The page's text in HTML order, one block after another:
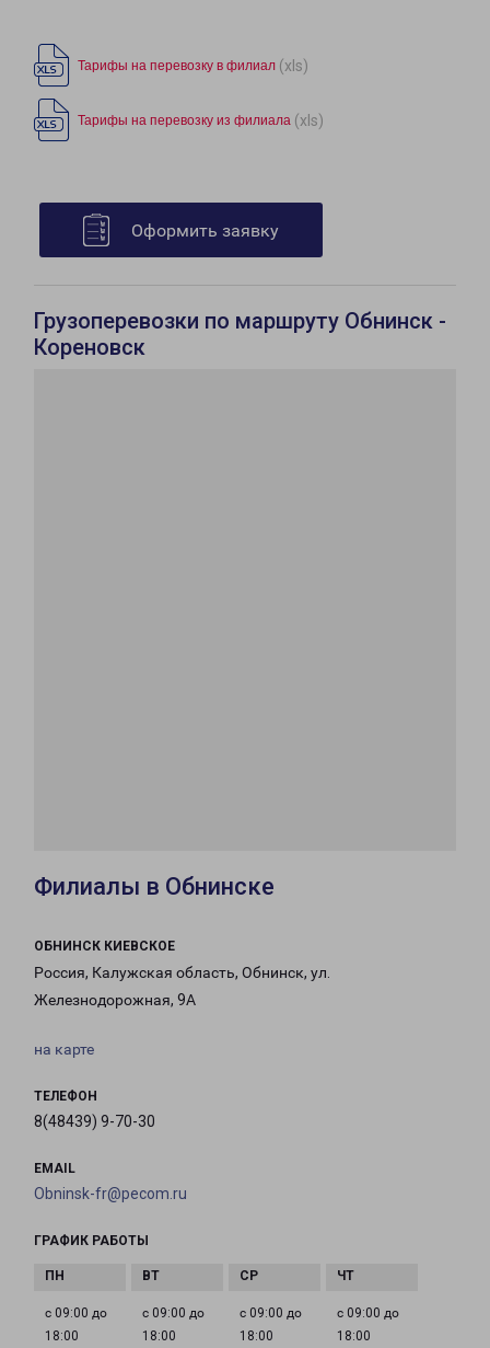
Тарифы на перевозку в филиал (xls)
Тарифы на перевозку из филиала (xls)
Оформить заявку
Грузоперевозки по маршруту Обнинск -
Кореновск
Филиалы в Обнинске
ОБНИНСК КИЕВСКОЕ
Россия, Калужская область, Обнинск, ул.
Железнодорожная, 9А
на карте
ТЕЛЕФОН
8(48439) 9-70-30
EMAIL
Obninsk-fr@pecom.ru
ГРАФИК РАБОТЫ
с 09:00 до
18:00
с 09:00 до
18:00
с 09:00 до
18:00
с 09:00 до
18:00